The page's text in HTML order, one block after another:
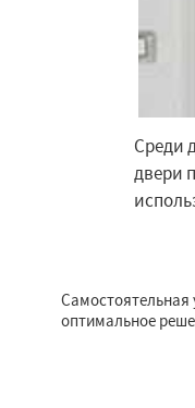
Среди
двери
Самостоятельная
оптимальное